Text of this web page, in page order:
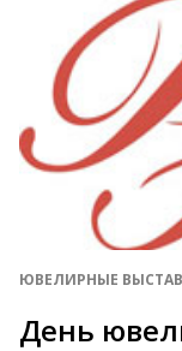
ЮВЕЛИРНЫЕ
День